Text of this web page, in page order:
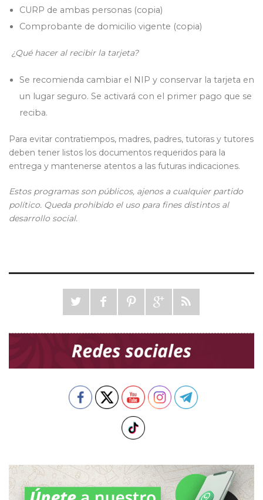
CURP de ambas personas (copia)
Comprobante de domicilio vigente (copia)
¿Qué hacer al recibir la tarjeta?
Se recomienda cambiar el NIP y conservar la tarjeta en
un lugar seguro. Se activará con el primer pago que se
reciba.
Para evitar contratiempos, madres, padres, tutoras y tutores
deben tener listos los documentos requeridos para la
entrega y mantenerse atentos a las futuras indicaciones.
Estos programas son públicos, ajenos a cualquier partido
político. Queda prohibido el uso para fines distintos al
desarrollo social.